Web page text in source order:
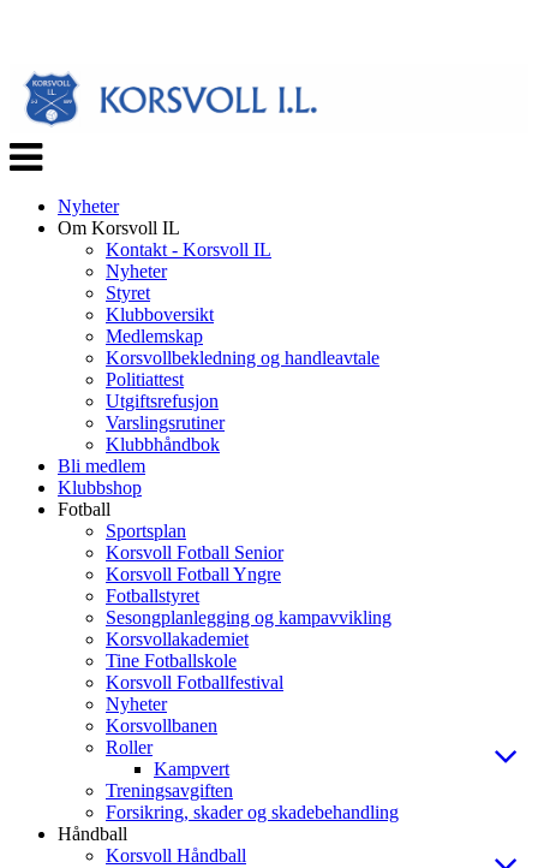
Veksle
navigasjon
Nyheter
Om Korsvoll IL
Kontakt - Korsvoll IL
Nyheter
Styret
Klubboversikt
Medlemskap
Korsvollbekledning og handleavtale
Politiattest
Utgiftsrefusjon
Varslingsrutiner
Klubbhåndbok
Bli medlem
Klubbshop
Fotball
Sportsplan
Korsvoll Fotball Senior
Korsvoll Fotball Yngre
Fotballstyret
Sesongplanlegging og kampavvikling
Korsvollakademiet
Tine Fotballskole
Korsvoll Fotballfestival
Nyheter
Korsvollbanen
Roller
Kampvert
Treningsavgiften
Forsikring, skader og skadebehandling
Håndball
Korsvoll Håndball